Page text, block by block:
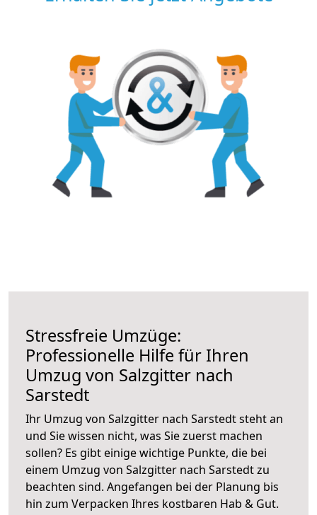
Stressfreie Umzüge:
Professionelle Hilfe für Ihren
Umzug von Salzgitter nach
Sarstedt
Ihr Umzug von Salzgitter nach Sarstedt steht an
und Sie wissen nicht, was Sie zuerst machen
sollen? Es gibt einige wichtige Punkte, die bei
einem Umzug von Salzgitter nach Sarstedt zu
beachten sind. Angefangen bei der Planung bis
hin zum Verpacken Ihres kostbaren Hab & Gut.